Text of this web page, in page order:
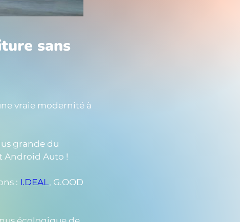
sans
vraie modernité à
grande du
Android Auto !
: I.DEAL, G.OOD